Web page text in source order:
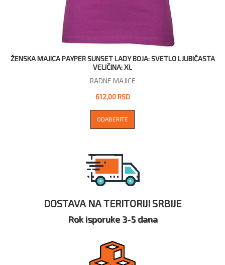
ŽENSKA MAJICA PAYPER SUNSET LADY BOJA: SVETLO LJUBIČASTA
VELIČINA: XL
RADNE MAJICE
612,00 RSD
ODABERITE
DOSTAVA NA TERITORIJI SRBIJE
Rok isporuke 3-5 dana